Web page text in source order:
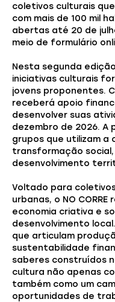
coletivos culturais
com mais de 100 mil
abertas até 20 de
meio de formulário
Nesta segunda
iniciativas culturais
jovens proponentes.
receberá apoio
desenvolver suas
dezembro de 2026.
grupos que utilizam
transformação
desenvolvimento
Voltado para
urbanas, o NO
economia criativa e
desenvolvimento
que articulam
sustentabilidade
saberes construídos
cultura não apenas
também como um
oportunidades de